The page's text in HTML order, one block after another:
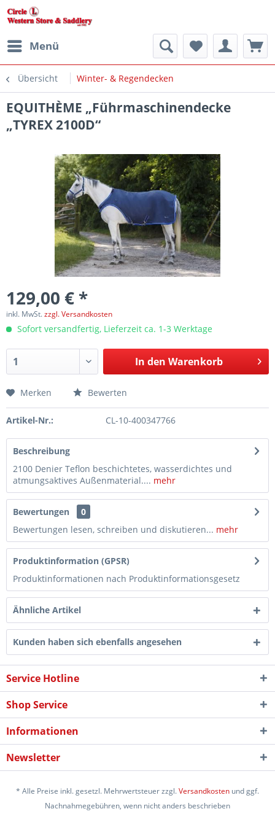
Menü
Übersicht Winter- & Regendecken
EQUITHÈME „Führmaschinendecke
„TYREX 2100D“
129,00 € *
inkl. MwSt.zzgl. Versandkosten
Sofort versandfertig, Lieferzeit ca. 1-3 Werktage
In den Warenkorb
Merken Bewerten
Artikel-Nr.: CL-10-400347766
Beschreibung
2100 Denier Teflon beschichtetes, wasserdichtes und
atmungsaktives Außenmaterial.... mehr
Bewertungen
0
Bewertungen lesen, schreiben und diskutieren... mehr
Produktinformation (GPSR)
Produktinformationen nach Produktinformationsgesetz
Ähnliche Artikel
Kunden haben sich ebenfalls angesehen
Service Hotline
Shop Service
Informationen
Newsletter
* Alle Preise inkl. gesetzl. Mehrwertsteuer zzgl.Versandkosten und ggf.
Nachnahmegebühren, wenn nicht anders beschrieben